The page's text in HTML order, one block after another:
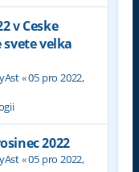
v Ceske
svete velka
«05 pro 2022,
2022
«05 pro 2022,